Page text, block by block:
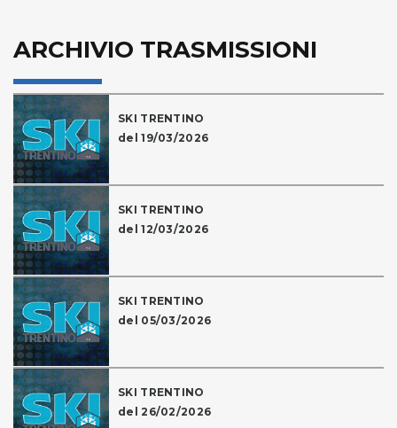
ARCHIVIO TRASMISSIONI
SKI TRENTINO
del 19/03/2026
SKI TRENTINO
del 12/03/2026
SKI TRENTINO
del 05/03/2026
SKI TRENTINO
del 26/02/2026